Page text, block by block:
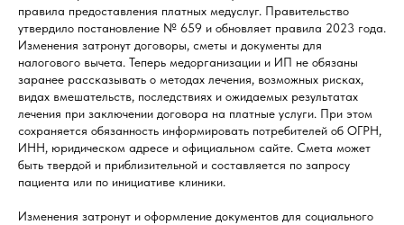
правила предоставления платных медуслуг. Правительство
утвердило постановление № 659 и обновляет правила 2023 года.
Изменения затронут договоры, сметы и документы для
налогового вычета. Теперь медорганизации и ИП не обязаны
заранее рассказывать о методах лечения, возможных рисках,
видах вмешательств, последствиях и ожидаемых результатах
лечения при заключении договора на платные услуги. При этом
сохраняется обязанность информировать потребителей об ОГРН,
ИНН, юридическом адресе и официальном сайте. Смета может
быть твердой и приблизительной и составляется по запросу
пациента или по инициативе клиники.
Изменения затронут и оформление документов для социального